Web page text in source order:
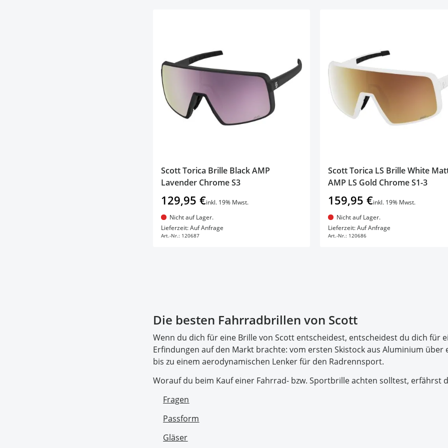
Scott Torica Brille Black AMP
Lavender Chrome S3
129,95 €inkl. 19% Mwst.
Nicht auf Lager.
Lieferzeit: Auf Anfrage
Art.-Nr.: 120687
In den Warenkorb
Scott Torica LS Brille White
AMP LS Gold Chrome S1-3
159,95 €inkl. 19% Mwst.
Nicht auf Lager.
Lieferzeit: Auf Anfrage
Art.-Nr.: 120686
In den Warenkorb
Die besten Fahrradbrillen von Scott
Wenn du dich für eine Brille von Scott entscheidest, entscheidest du dich für
Erfindungen auf den Markt brachte: vom ersten Skistock aus Aluminium
bis zu einem aerodynamischen Lenker für den Radrennsport.
Worauf du beim Kauf einer Fahrrad- bzw. Sportbrille achten solltest, erfährst
Fragen
Passform
Gläser